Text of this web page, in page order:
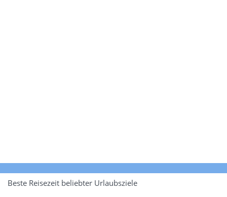
Beste Reisezeit beliebter Urlaubsziele